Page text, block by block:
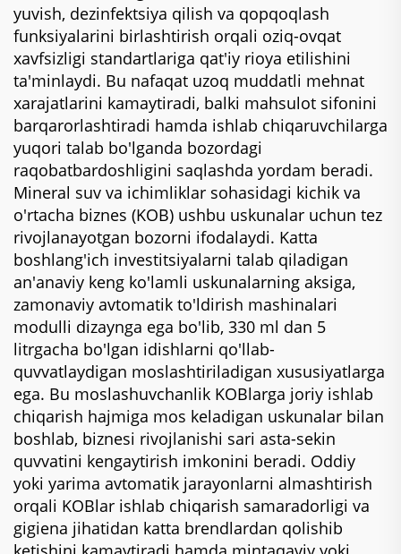
yuvish, dezinfektsiya qilish va qopqoqlash
funksiyalarini birlashtirish orqali oziq-ovqat
xavfsizligi standartlariga qat'iy rioya etilishini
ta'minlaydi. Bu nafaqat uzoq muddatli mehnat
xarajatlarini kamaytiradi, balki mahsulot sifonini
barqarorlashtiradi hamda ishlab chiqaruvchilarga
yuqori talab bo'lganda bozordagi
raqobatbardoshligini saqlashda yordam beradi.
Mineral suv va ichimliklar sohasidagi kichik va
o'rtacha biznes (KOB) ushbu uskunalar uchun tez
rivojlanayotgan bozorni ifodalaydi. Katta
boshlang'ich investitsiyalarni talab qiladigan
an'anaviy keng ko'lamli uskunalarning aksiga,
zamonaviy avtomatik to'ldirish mashinalari
modulli dizaynga ega bo'lib, 330 ml dan 5
litrgacha bo'lgan idishlarni qo'llab-
quvvatlaydigan moslashtiriladigan xususiyatlarga
ega. Bu moslashuvchanlik KOBlarga joriy ishlab
chiqarish hajmiga mos keladigan uskunalar bilan
boshlab, biznesi rivojlanishi sari asta-sekin
quvvatini kengaytirish imkonini beradi. Oddiy
yoki yarima avtomatik jarayonlarni almashtirish
orqali KOBlar ishlab chiqarish samaradorligi va
gigiena jihatidan katta brendlardan qolishib